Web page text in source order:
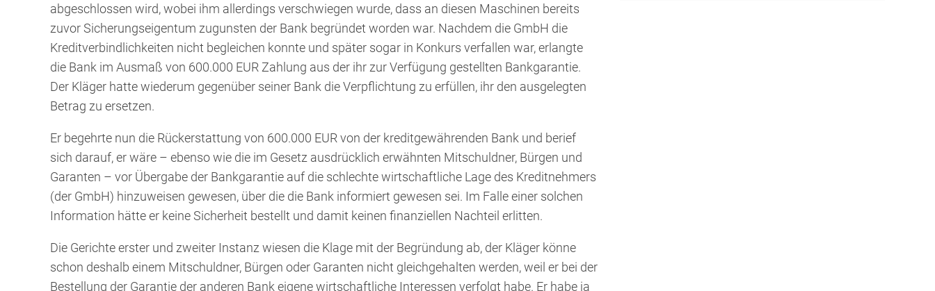
abgeschlossen wird, wobei ihm allerdings verschwiegen wurde, dass an diesen Maschinen bereits
zuvor Sicherungseigentum zugunsten der Bank begründet worden war. Nachdem die GmbH die
Kreditverbindlichkeiten nicht begleichen konnte und später sogar in Konkurs verfallen war, erlangte
die Bank im Ausmaß von 600.000 EUR Zahlung aus der ihr zur Verfügung gestellten Bankgarantie.
Der Kläger hatte wiederum gegenüber seiner Bank die Verpflichtung zu erfüllen, ihr den ausgelegten
Betrag zu ersetzen.
Er begehrte nun die Rückerstattung von 600.000 EUR von der kreditgewährenden Bank und berief
sich darauf, er wäre – ebenso wie die im Gesetz ausdrücklich erwähnten Mitschuldner, Bürgen und
Garanten – vor Übergabe der Bankgarantie auf die schlechte wirtschaftliche Lage des Kreditnehmers
(der GmbH) hinzuweisen gewesen, über die die Bank informiert gewesen sei. Im Falle einer solchen
Information hätte er keine Sicherheit bestellt und damit keinen finanziellen Nachteil erlitten.
Die Gerichte erster und zweiter Instanz wiesen die Klage mit der Begründung ab, der Kläger könne
schon deshalb einem Mitschuldner, Bürgen oder Garanten nicht gleichgehalten werden, weil er bei der
Bestellung der Garantie der anderen Bank eigene wirtschaftliche Interessen verfolgt habe. Er habe ja